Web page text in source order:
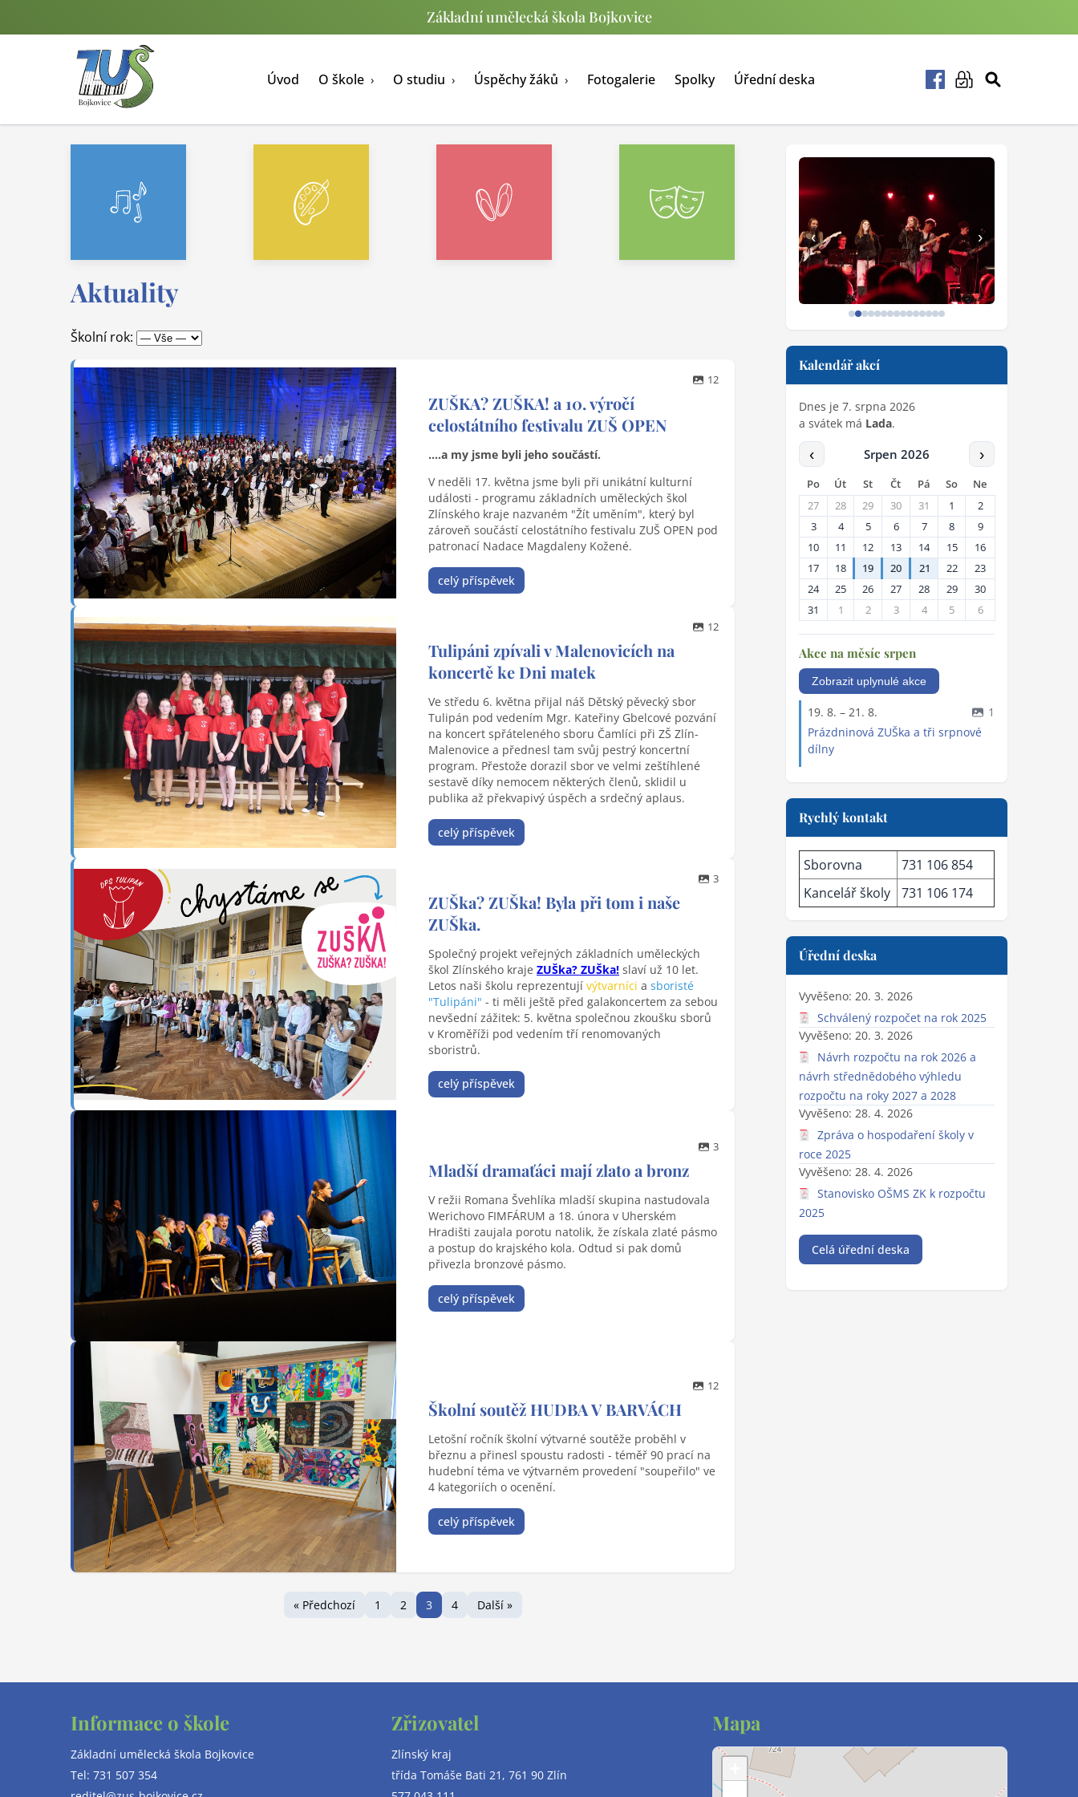
Základní umělecká škola Bojkovice
Úvod O škole › O studiu › Úspěchy žáků › Fotogalerie Spolky Úřední deska
Aktuality
Školní rok:
12
ZUŠKA? ZUŠKA! a 10. výročí
celostátního festivalu ZUŠ OPEN
....a my jsme byli jeho součástí.
V neděli 17. května jsme byli při unikátní kulturní
události - programu základních uměleckých škol
Zlínského kraje nazvaném "Žít uměním", který byl
zároveň součástí celostátního festivalu ZUŠ OPEN pod
patronací Nadace Magdaleny Kožené.
celý příspěvek
12
Tulipáni zpívali v Malenovicích na
koncertě ke Dni matek
Ve středu 6. května přijal náš Dětský pěvecký sbor
Tulipán pod vedením Mgr. Kateřiny Gbelcové pozvání
na koncert spřáteleného sboru Čamlíci při ZŠ Zlín-
Malenovice a přednesl tam svůj pestrý koncertní
program. Přestože dorazil sbor ve velmi zeštíhlené
sestavě díky nemocem některých členů, sklidil u
publika až překvapivý úspěch a srdečný aplaus.
celý příspěvek
3
ZUŠka? ZUŠka! Byla při tom i naše
ZUŠka.
Společný projekt veřejných základních uměleckých
škol Zlínského kraje ZUŠka? ZUŠka! slaví už 10 let.
Letos naši školu reprezentují výtvarníci a sboristé
"Tulipáni" - ti měli ještě před galakoncertem za sebou
nevšední zážitek: 5. května společnou zkoušku sborů
v Kroměříži pod vedením tří renomovaných
sboristrů.
celý příspěvek
3
Mladší dramaťáci mají zlato a bronz
V režii Romana Švehlíka mladší skupina nastudovala
Werichovo FIMFÁRUM a 18. února v Uherském
Hradišti zaujala porotu natolik, že získala zlaté pásmo
a postup do krajského kola. Odtud si pak domů
přivezla bronzové pásmo.
celý příspěvek
12
Školní soutěž HUDBA V BARVÁCH
Letošní ročník školní výtvarné soutěže proběhl v
březnu a přinesl spoustu radosti - téměř 90 prací na
hudební téma ve výtvarném provedení "soupeřilo" ve
4 kategoriích o ocenění.
celý příspěvek
« Předchozí 1 2 3 4 Další »
‹ ›
Kalendář akcí
Dnes je 7. srpna 2026
a svátek má Lada.
‹ Srpen 2026 ›
Po Út St Čt Pá So
Ne
27
28 29 30 31 1
2
3
4 5 6 7 8
9
10
11 12 13 14 15
16
17
18 19 20 21 22
23
24
25 26 27 28 29
30
31
1 2 3 4 5 6
Akce na měsíc srpen
Zobrazit uplynulé akce
19. 8. – 21. 8.
1
Prázdninová ZUŠka a tři srpnové
dílny
Rychlý kontakt
Sborovna
731 106 854
Kancelář školy
731 106 174
Úřední deska
Vyvěšeno: 20. 3. 2026
Schválený rozpočet na rok 2025
Vyvěšeno: 20. 3. 2026
Návrh rozpočtu na rok 2026 a
návrh střednědobého výhledu
rozpočtu na roky 2027 a 2028
Vyvěšeno: 28. 4. 2026
Zpráva o hospodaření školy v
roce 2025
Vyvěšeno: 28. 4. 2026
Stanovisko OŠMS ZK k rozpočtu
2025
Celá úřední deska
Informace o škole
Základní umělecká škola Bojkovice
Tel: 731 507 354
Zřizovatel
Zlínský kraj
třída Tomáše Bati 21, 761 90 Zlín
Mapa